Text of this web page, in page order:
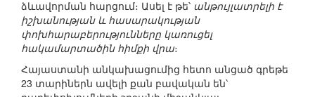
ձևավորման հարցում։ Ասել է թե՝ անթույլատրելի է
իշխանության և հասարակության
փոխհարաբերությունները կառուցել
հակամարտածին հիմքի վրա։
Հայաստանի անկախացումից հետո անցած գրեթե
23 տարիներն ավելի քան բավական են՝